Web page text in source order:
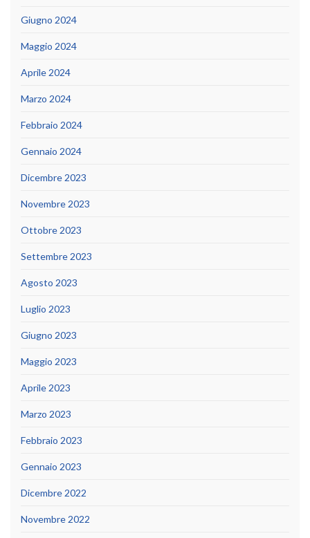
Giugno 2024
Maggio 2024
Aprile 2024
Marzo 2024
Febbraio 2024
Gennaio 2024
Dicembre 2023
Novembre 2023
Ottobre 2023
Settembre 2023
Agosto 2023
Luglio 2023
Giugno 2023
Maggio 2023
Aprile 2023
Marzo 2023
Febbraio 2023
Gennaio 2023
Dicembre 2022
Novembre 2022